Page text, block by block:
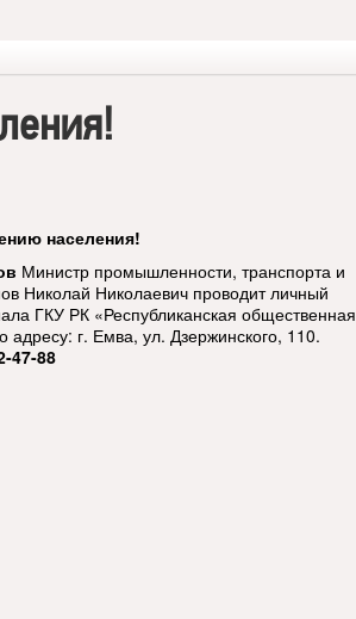
населения!
Министр промышленности, транспорта и
Николай Николаевич проводит личный
ГКУ РК «Республиканская общественная
г. Емва, ул. Дзержинского, 110.
47-88